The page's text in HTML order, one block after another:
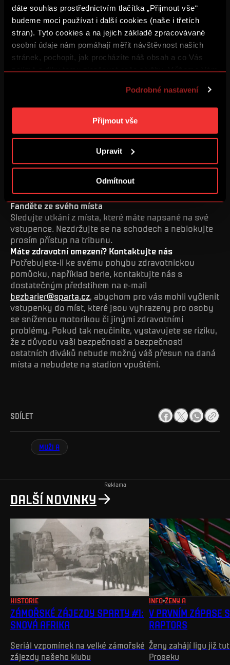
dáte souhlas prostřednictvím tlačítka „Přijmout vše“
budeme moci používat i další cookies (naše i třetích
stran). Tyto cookies a na jejich základě zpracovávané
osobní údaje nám pomáhají měřit návštěvnost našich
stránek, pochopit, jak procházíte náš obsah a co Vás
zajímá a díky tomu zlepšovat naše služby. Můžeme Vám
reklamu na základě Vašich preferencí. Jednotlivé
cookies a účely zpracování si můžete nastavit v
„Podrobném nastavení“. Nastavení cookies si můžete
kdykoliv změnit. Jak takovou úpravu provést a další
Podrobné nastavení
Přijmout vše
Upravit
Odmítnout
vratné kelímky. Vhozením kelímku do jedné, či druhé
části boxu můžete přispět padesáti korunami na
fanouškovský choreo fond, nebo na Nadační fond
ACS. Kelímky je samozřejmě nadále možné vrátit na
určených místech, a získat tak zálohu zpět.
Fanděte ze svého místa
Sledujte utkání z místa, které máte napsané na své
vstupence. Nezdržujte se na schodech a neblokujte
prosím přístup na tribunu.
Máte zdravotní omezení? Kontaktujte nás
Potřebujete-li ke svému pohybu zdravotnickou
pomůcku, například berle, kontaktujte nás s
dostatečným předstihem na e-mail
bezbarier@sparta.cz, abychom pro vás mohli vyčlenit
vstupenky do míst, které jsou vyhrazeny pro osoby
se sníženou motorikou či jinými zdravotními
problémy. Pokud tak neučiníte, vystavujete se riziku,
že z důvodu vaši bezpečnosti a bezpečnosti
ostatních diváků nebude možný váš přesun na daná
místa a nebudete na stadion vpuštěni.
SDÍLET
MUŽI A
Reklama
DALŠÍ NOVINKY
HISTORIE
ZÁMOŘSKÉ ZÁJEZDY SPARTY #1:
SNOVÁ AFRIKA
Seriál vzpomínek na velké zámořské
zájezdy našeho klubu
INFO ŽENY A
V PRVNÍM ZÁPASE
RAPTORS
Ženy zahájí ligu již
Proseku